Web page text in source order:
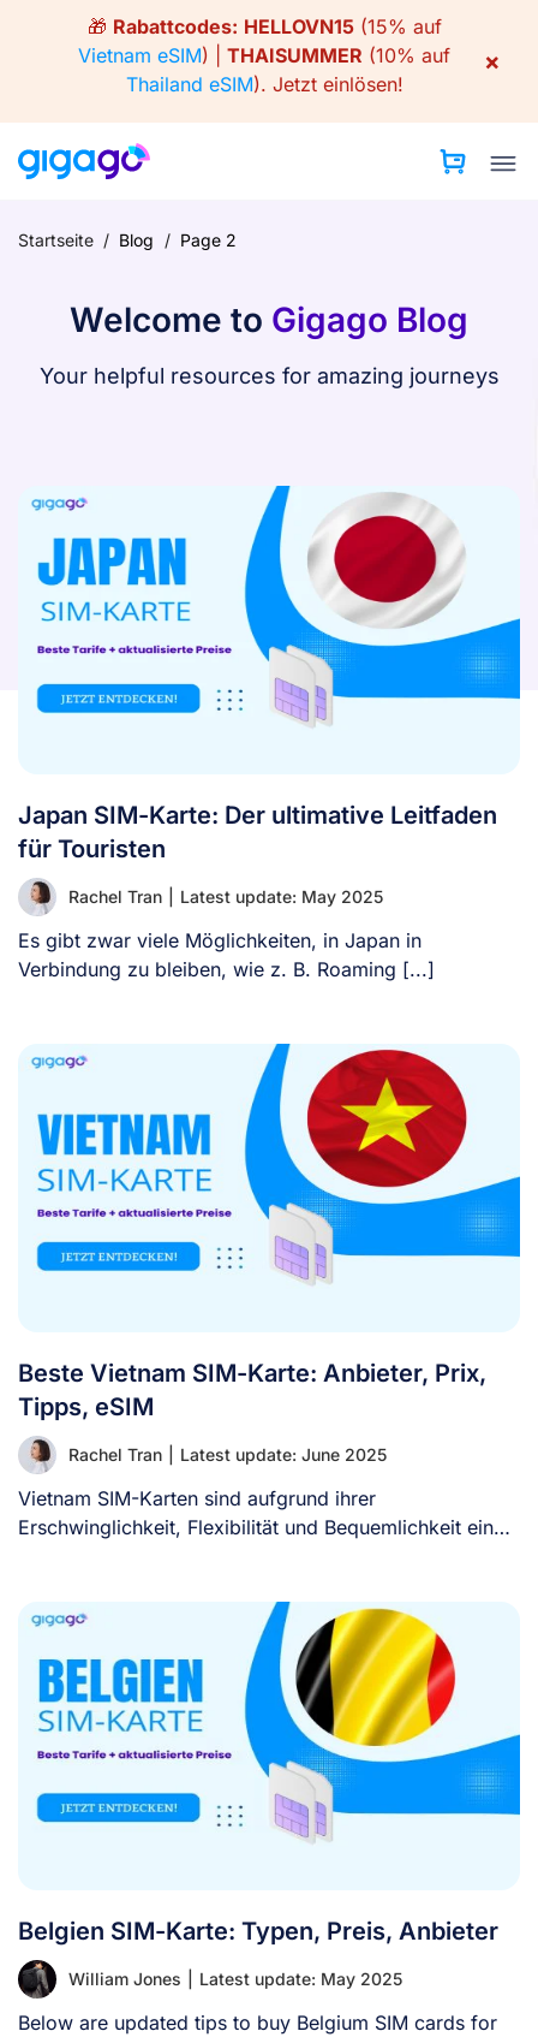
🎁 Rabattcodes: HELLOVN15(15% auf
Vietnam eSIM) | THAISUMMER (10% auf
Thailand eSIM). Jetzt einlösen!
×
Startseite / Blog / Page 2
Welcome to Gigago Blog
Your helpful resources for amazing journeys
Japan SIM-Karte: Der ultimative Leitfaden
für Touristen
Rachel Tran Latest update: May 2025
Es gibt zwar viele Möglichkeiten, in Japan in
Verbindung zu bleiben, wie z. B. Roaming [...]
Beste Vietnam SIM-Karte: Anbieter, Prix,
Tipps, eSIM
Rachel Tran Latest update: June 2025
Vietnam SIM-Karten sind aufgrund ihrer
Erschwinglichkeit, Flexibilität und Bequemlichkeit eine
Belgien SIM-Karte: Typen, Preis, Anbieter
William Jones Latest update: May 2025
Below are updated tips to buy Belgium SIM cards for